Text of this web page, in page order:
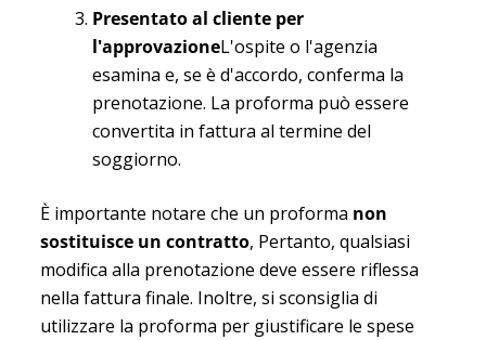
Presentato al cliente per
l'approvazioneL'ospite o l'agenzia
esamina e, se è d'accordo, conferma la
prenotazione. La proforma può essere
convertita in fattura al termine del
soggiorno.
È importante notare che un proforma non
sostituisce un contratto, Pertanto, qualsiasi
modifica alla prenotazione deve essere riflessa
nella fattura finale. Inoltre, si sconsiglia di
utilizzare la proforma per giustificare le spese